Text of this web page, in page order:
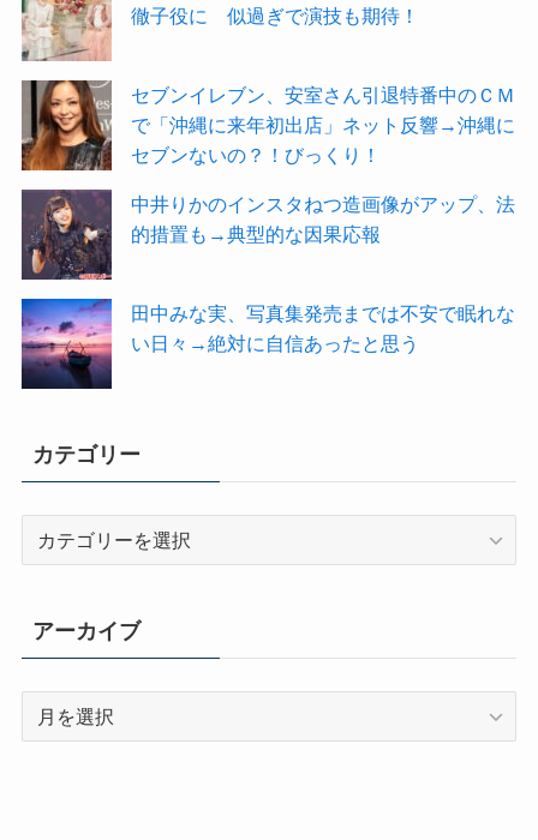
徹子役に 似過ぎで演技も期待！
セブンイレブン、安室さん引退特番中のＣＭ
で「沖縄に来年初出店」ネット反響→沖縄に
セブンないの？！びっくり！
中井りかのインスタねつ造画像がアップ、法
的措置も→典型的な因果応報
田中みな実、写真集発売までは不安で眠れな
い日々→絶対に自信あったと思う
カテゴリー
リ
ー
アーカイブ